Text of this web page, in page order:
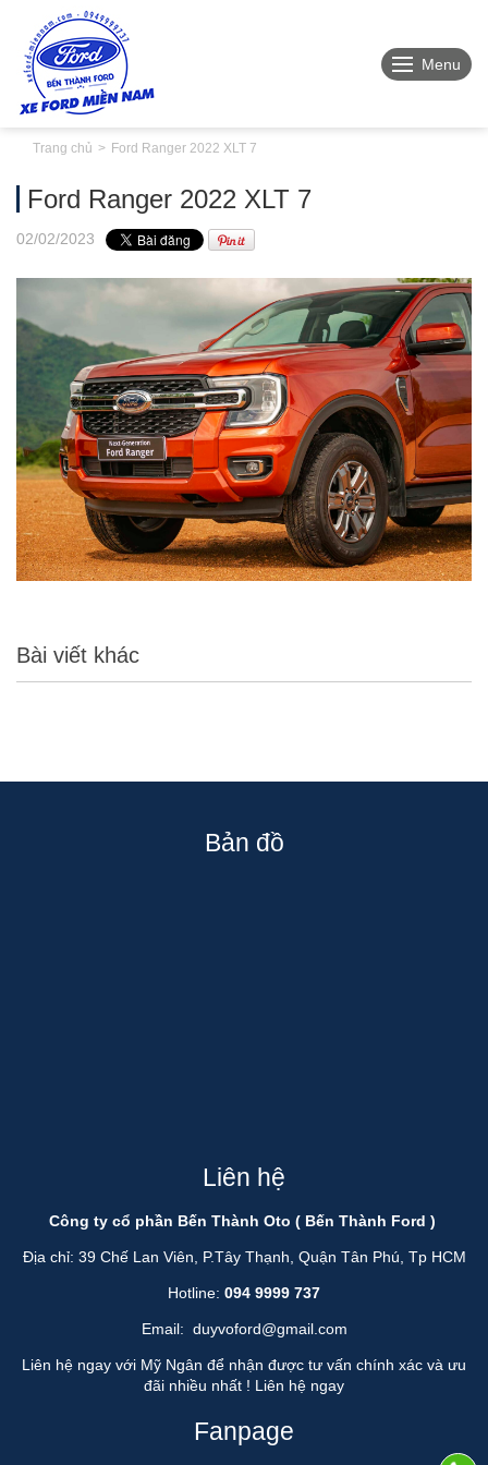
Menu
Trang chủ Ford Ranger 2022 XLT 7
Ford Ranger 2022 XLT 7
02/02/2023
Bài viết khác
Bản đồ
Liên hệ
Công ty cổ phần Bến Thành Oto ( Bến Thành Ford )
Địa chỉ: 39 Chế Lan Viên, P.Tây Thạnh, Quận Tân Phú, Tp HCM
Hotline: 094 9999 737
Email: duyvoford@gmail.com
Liên hệ ngay với Mỹ Ngân để nhận được tư vấn chính xác và ưu
đãi nhiều nhất ! Liên hệ ngay
Fanpage